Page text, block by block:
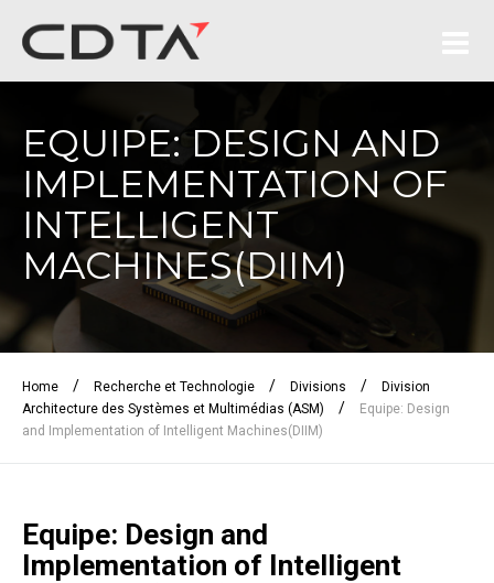
EQUIPE: DESIGN AND
IMPLEMENTATION OF
INTELLIGENT
MACHINES(DIIM)
Home / Recherche et Technologie / Divisions /
Division
Architecture des Systèmes et Multimédias (ASM)
/
Equipe: Design
and Implementation of Intelligent Machines(DIIM)
Equipe: Design and
Implementation of Intelligent